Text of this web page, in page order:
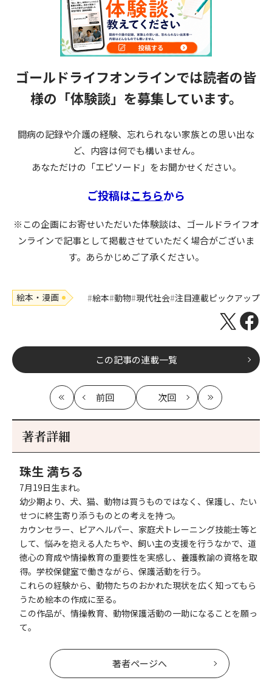
ゴールドライフオンラインでは読者の皆
様の 「体験談」を募集しています。
闘病の記録や介護の経験、忘れられない家族との思い出な
ど、内容は何でも構いません。
あなただけの「エピソード」をお聞かせください。
ご投稿はこちらから
※この企画にお寄せいただいた体験談は、ゴールドライフオ
ンラインで記事として掲載させていただく場合がございま
す。あらかじめご了承ください。
絵本・漫画 絵本 動物 現代社会 注目連載ピックアップ
この記事の連載一覧
最
初
前回
記
次回
記
最
新
著者詳細
珠生 満ちる
7月19日生まれ。
幼少期より、犬、猫、動物は買うものではなく、保護し、たい
せつに終生寄り添うものとの考えを持つ。
カウンセラー、ピアヘルパー、家庭犬トレーニング技能士等と
して、悩みを抱える人たちや、飼い主の支援を行うなかで、道
徳心の育成や情操教育の重要性を実感し、養護教諭の資格を取
得。学校保健室で働きながら、保護活動を行う。
これらの経験から、動物たちのおかれた現状を広く知ってもら
うため絵本の作成に至る。
この作品が、情操教育、動物保護活動の一助になることを願っ
て。
著者ページへ